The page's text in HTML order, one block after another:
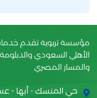
مؤسسة تربوية تقدم
الأهلي السعودي والدبلومة
والمسار المصري
حي المنسك - أبها -